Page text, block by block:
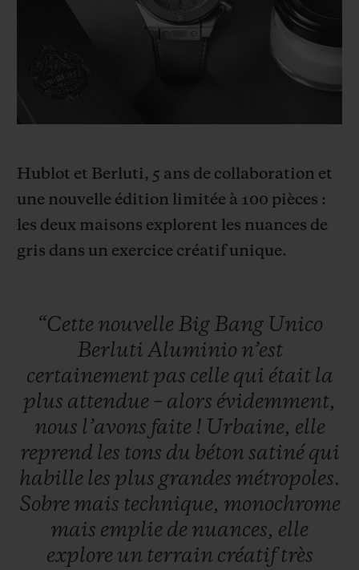
Hublot et Berluti, 5 ans de collaboration et
une nouvelle édition limitée à 100 pièces :
les deux maisons explorent les nuances de
gris dans un exercice créatif unique.
“Cette nouvelle Big Bang Unico
Berluti Aluminio n’est
certainement pas celle qui était la
plus attendue – alors évidemment,
nous l’avons faite ! Urbaine, elle
reprend les tons du béton satiné qui
habille les plus grandes métropoles.
Sobre mais technique, monochrome
mais emplie de nuances, elle
explore un terrain créatiftrès
BIG BANG BIG BANG
PEACH CERAMIC ESSENTIAL
DÉLAI DE LIVRAISON
PAIEMENT SÉCURISÉ
POCHETTE CADEAU
NOUS CONTACTER